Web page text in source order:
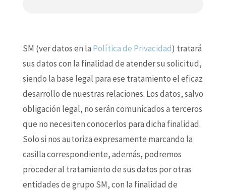
SM (ver datos en la Política de Privacidad) tratará
sus datos con la finalidad de atender su solicitud,
siendo la base legal para ese tratamiento el eficaz
desarrollo de nuestras relaciones. Los datos, salvo
obligación legal, no serán comunicados a terceros
que no necesiten conocerlos para dicha finalidad.
Solo si nos autoriza expresamente marcando la
casilla correspondiente, además, podremos
proceder al tratamiento de sus datos por otras
entidades de grupo SM, con la finalidad de